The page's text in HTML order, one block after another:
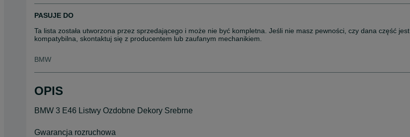
Rodzaj
PASUJE DO
Ta lista została utworzona przez sprzedającego i może nie być kompletna. Jeśli nie masz pewności, czy dana część jest
kompatybilna, skontaktuj się z producentem lub zaufanym mechanikiem.
BMW
OPIS
BMW 3 E46 Listwy Ozdobne Dekory Srebrne
Gwarancja rozruchowa